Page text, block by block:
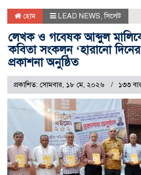
হোম LEAD NEWS,সিলেট
লেখক ও গবেষক আব্দুল
কবিতা সংকলন ‘হারানো দিনের
প্রকাশনা অনুষ্ঠিত
প্রকাশিত: সোমবার, ১৮ মে, ২০২৬ ১৩৩